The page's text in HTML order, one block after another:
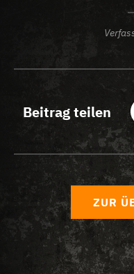
Beitrag teilen
ZUR